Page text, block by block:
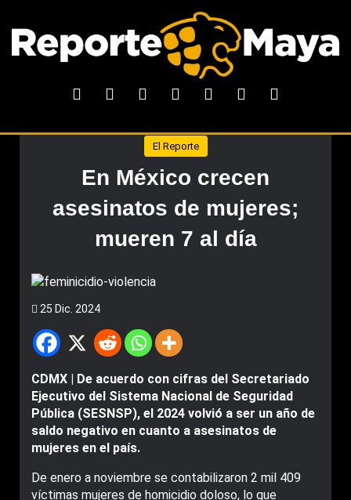
El Reporte
En México crecen
asesinatos de mujeres;
mueren 7 al día
25 Dic. 2024
CDMX | De acuerdo con cifras del Secretariado
Ejecutivo del Sistema Nacional de Seguridad
Pública (SESNSP), el 2024 volvió a ser un año de
saldo negativo en cuanto a asesinatos de
mujeres en el país.
De enero a noviembre se contabilizaron 2 mil 409
víctimas mujeres de homicidio doloso, lo que